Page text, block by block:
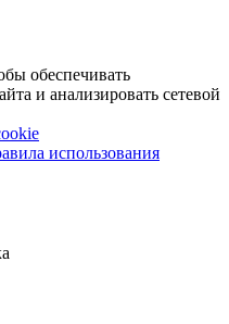
обеспечивать
и анализировать сетевой
использования